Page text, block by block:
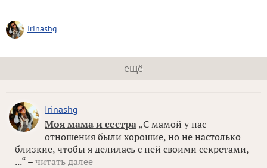
Irinashg
ещё
Irinashg
Моя мама и сестра „С мамой у нас
отношения были хорошие, но не настолько
близкие, чтобы я делилась с ней своими секретами,
...“ – читать далее